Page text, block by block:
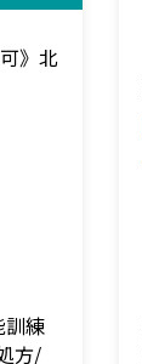
》北
訓練
方/